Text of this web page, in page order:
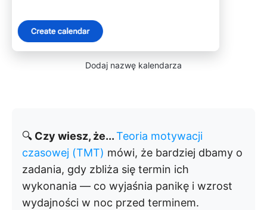
Dodaj nazwę kalendarza
🔍 Czy wiesz, że...Teoria motywacji
czasowej (TMT) mówi, że bardziej dbamy o
zadania, gdy zbliża się termin ich
wykonania — co wyjaśnia panikę i wzrost
wydajności w noc przed terminem.